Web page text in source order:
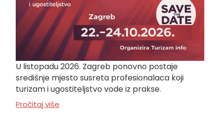
U listopadu 2026. Zagreb ponovno postaje
središnje mjesto susreta profesionalaca koji
turizam i ugostiteljstvo vode iz prakse.
Pročitaj više